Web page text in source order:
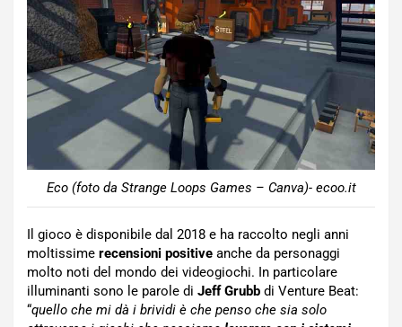
Eco (foto da Strange Loops Games – Canva)- ecoo.it
Il gioco è disponibile dal 2018 e ha raccolto negli anni
moltissime recensioni positive anche da personaggi
molto noti del mondo dei videogiochi. In particolare
illuminanti sono le parole di Jeff Grubb di Venture Beat:
“quello che mi dà i brividi è che penso che sia solo